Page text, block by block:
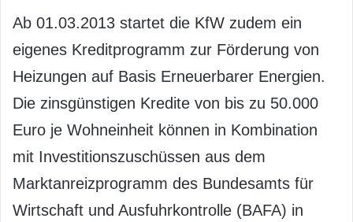
Ab 01.03.2013 startet die KfW zudem ein
eigenes Kreditprogramm zur Förderung von
Heizungen auf Basis Erneuerbarer Energien.
Die zinsgünstigen Kredite von bis zu 50.000
Euro je Wohneinheit können in Kombination
mit Investitionszuschüssen aus dem
Marktanreizprogramm des Bundesamts für
Wirtschaft und Ausfuhrkontrolle (BAFA) in